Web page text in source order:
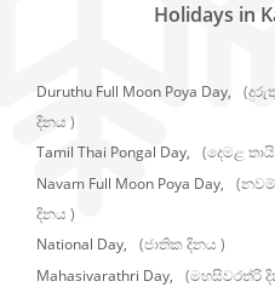
Holidays in
Duruthu Full Moon Poya Day,
දිනය )
Tamil Thai Pongal Day, (දෙමළ
Navam Full Moon Poya Day,
දිනය )
National Day, (ජාතික දිනය )
Mahasivarathri Day,
(මහසිවරත්රි